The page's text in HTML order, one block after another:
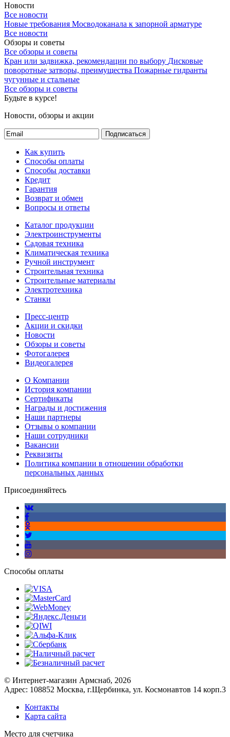
Новости
Все новости
Новые требования Мосводоканала к запорной арматуре
Все новости
Обзоры и советы
Все обзоры и советы
Кран или задвижка, рекомендации по выбору Дисковые
поворотные затворы, преимущества Пожарные гидранты
чугунные и стальные
Все обзоры и советы
Будьте в курсе!
Новости, обзоры и акции
Подписаться
Как купить
Способы оплаты
Способы доставки
Кредит
Гарантия
Возврат и обмен
Вопросы и ответы
Каталог продукции
Электроинструменты
Садовая техника
Климатическая техника
Ручной инструмент
Строительная техника
Строительные материалы
Электротехника
Станки
Пресс-центр
Акции и скидки
Новости
Обзоры и советы
Фотогалерея
Видеогалерея
О Компании
История компании
Сертификаты
Награды и достижения
Наши партнеры
Отзывы о компании
Наши сотрудники
Вакансии
Реквизиты
Политика компании в отношении обработки
персональных данных
Присоединяйтесь
Способы оплаты
© Интернет-магазин Армснаб, 2026
Адрес: 108852 Москва, г.Щербинка, ул. Космонавтов 14 корп.3
Контакты
Карта сайта
Место для счетчика